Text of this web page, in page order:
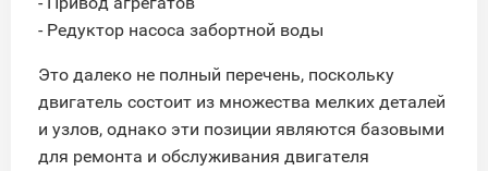
- Редуктор насоса забортной воды
Это далеко не полный перечень, поскольку
двигатель состоит из множества мелких деталей
и узлов, однако эти позиции являются базовыми
для ремонта и обслуживания двигателя